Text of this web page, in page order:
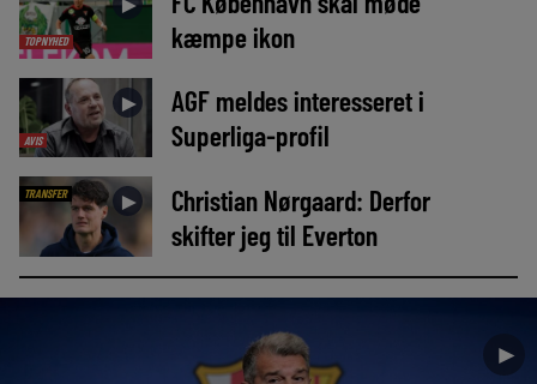
TOPNYHED
kæmpe ikon
AVIS
►
AGF meldes interesseret i
Superliga-profil
TRANSFER ►
Christian Nørgaard: Derfor
skifter jeg til Everton
►